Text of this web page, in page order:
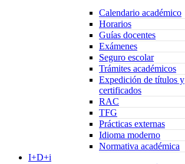
Calendario académico
Horarios
Guías docentes
Exámenes
Seguro escolar
Trámites académicos
Expedición de títulos y
certificados
RAC
TFG
Prácticas externas
Idioma moderno
Normativa académica
I+D+i